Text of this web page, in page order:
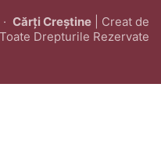
Cărți Creștine | Creat de
Drepturile Rezervate